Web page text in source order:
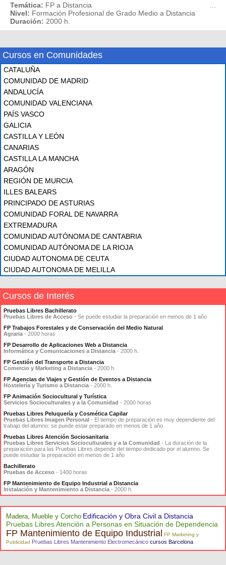
Temática: FP a Distancia
Nivel: Formación Profesional de Grado Medio a Distancia
Duración: 2000 h.
Cursos en Comunidades
CATALUÑA
COMUNIDAD DE MADRID
ANDALUCÍA
COMUNIDAD VALENCIANA
PAÍS VASCO
GALICIA
CASTILLA Y LEÓN
CANARIAS
CASTILLA LA MANCHA
ARAGÓN
REGIÓN DE MURCIA
ILLES BALEARS
PRINCIPADO DE ASTURIAS
COMUNIDAD FORAL DE NAVARRA
EXTREMADURA
COMUNIDAD AUTÓNOMA DE CANTABRIA
COMUNIDAD AUTÓNOMA DE LA RIOJA
CIUDAD AUTONOMA DE CEUTA
CIUDAD AUTONOMA DE MELILLA
Cursos de Interés
Pruebas Libres Bachillerato
Pruebas Libres de Acceso - Se puede estudiar la preparación en menos de 1 año
FP Trabajos Forestales y de Conservación del Medio Natural
Agraria - 2000 horas
FP Desarrollo de Aplicaciones Web a Distancia
Informática y Comunicaciones a Distancia - 2000 h.
FP Gestión del Transporte a Distancia
Comercio y Marketing a Distancia - 2000 h.
FP Agencias de Viajes y Gestión de Eventos a Distancia
Hostelería y Turismo a Distancia - 2000 h.
FP Animación Sociocultural y Turística
Servicios Socioculturales y a la Comunidad - 2000 horas
Pruebas Libres Peluquería y Cosmética Capilar
Pruebas Libres Imagen Personal - El tiempo de preparación es muy dependiente del
trabajo del alumno: se puede estar preparado en menos de 1 año
Pruebas Libres Atención Sociosanitaria
Pruebas Libres Servicios Socioculturales y a la Comunidad - La duración de la
preparación para las Pruebas Libres depende del tiempo dedicado por el alumno. Se
puede estudiar la preparación en menos de 1 año
Bachillerato
Pruebas de Acceso - 1400 horas
FP Mantenimiento de Equipo Industrial a Distancia
Instalación y Mantenimiento a Distancia - 2000 h.
Madera, Mueble y Corcho Edificación y Obra Civil a Distancia
Pruebas Libres Atención a Personas en Situación de Dependencia
FP Mantenimiento de Equipo Industrial FP Marketing y
Publicidad Pruebas Libres Mantenimiento Electromecánico cursos Barcelona